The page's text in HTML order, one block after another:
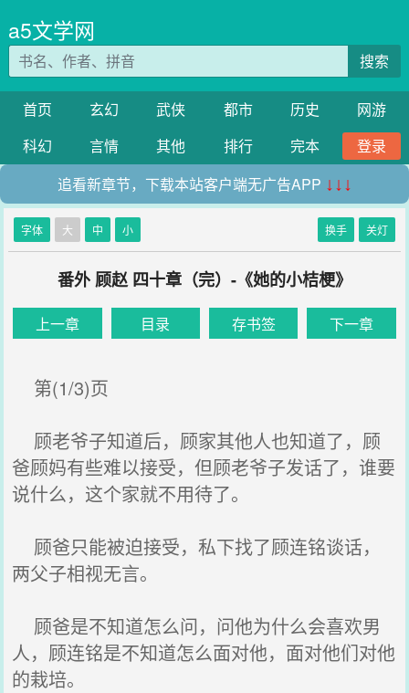
a5文学网
搜索
首页 玄幻 武侠 都市 历史
网游
科幻
言情 其他 排行 完本
登录
追看新章节，下载本站客户端无广告APP ↓↓↓
字体 大 中 小 换手 关灯
番外 顾赵 四十章（完）-《她的小桔梗》
上一章 目录 存书签 下一章
第(1/3)页
顾老爷子知道后，顾家其他人也知道了，顾
爸顾妈有些难以接受，但顾老爷子发话了，谁要
说什么，这个家就不用待了。
顾爸只能被迫接受，私下找了顾连铭谈话，
两父子相视无言。
顾爸是不知道怎么问，问他为什么会喜欢男
人，顾连铭是不知道怎么面对他，面对他们对他
的栽培。